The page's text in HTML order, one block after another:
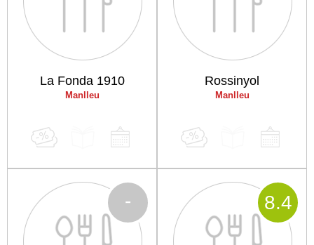
La Fonda 1910
Manlleu
Rossinyol
Manlleu
- 8.4